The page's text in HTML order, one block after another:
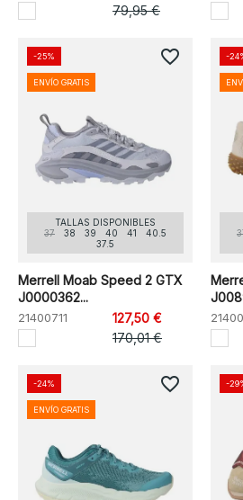
79,95 €
TALLAS DISPONIBLES
37
38 39 40 41
40.5
37.5
Merrell Moab Speed 2 GTX
J0000362...
21400711
127,50 €
170,01 €
-25%
ENVÍO GRATIS
favorite_border -
-24%
ENVÍO GRATIS
favorite_border -